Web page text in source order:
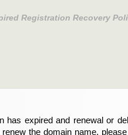
Registration Recovery
has expired and renewal or
the domain name,
abgelaufen und die
der Registrant sind und